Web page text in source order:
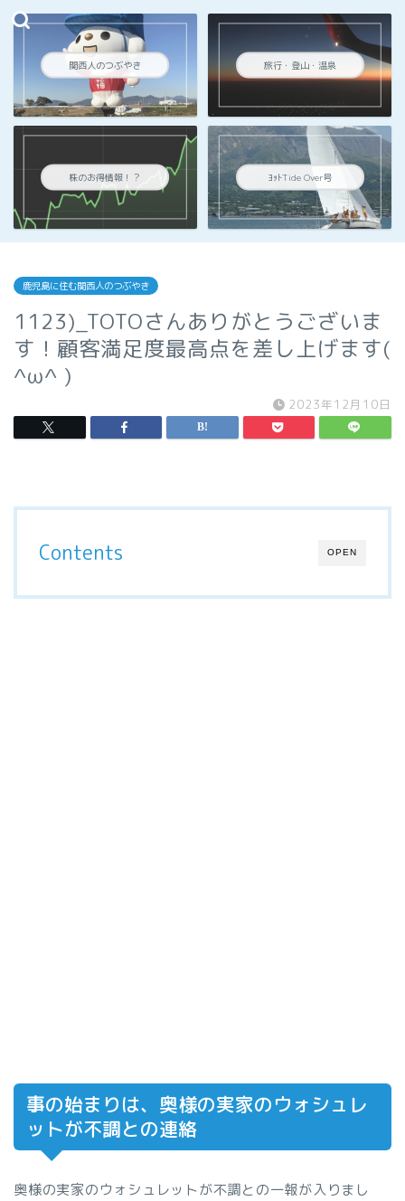
関西人のつぶやき 旅行・登山・温泉
株のお得情報！？ ﾖｯﾄTide Over号
鹿児島に住む関西人のつぶやき
1123)_TOTOさんありがとうございま
す！顧客満足度最高点を差し上げます(
^ω^ )
2023年12月10日
OPEN
Contents
事の始まりは、奥様の実家のウォシュレ
ットが不調との連絡
奥様の実家のウォシュレットが不調との一報が入りまし